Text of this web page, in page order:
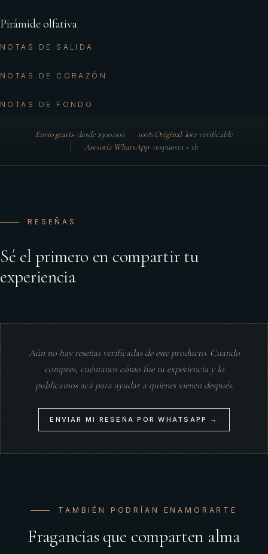
Pirámide olfativa
NOTAS DE SALIDA
NOTAS DE CORAZÓN
NOTAS DE FONDO
Envío gratis· desde $300.000 100% Original· lote verificable
Asesoría WhatsApp· respuesta < 1h
RESEÑAS
Sé el primero en compartir tu
experiencia
Aún no hay reseñas verificadas de este producto. Cuando
compres, cuéntanos cómo fue tu experiencia y lo
publicamos acá para ayudar a quienes vienen después.
ENVIAR MI RESEÑA POR WHATSAPP →
TAMBIÉN PODRÍAN ENAMORARTE
Fragancias que comparten alma